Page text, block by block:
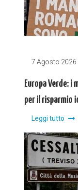
7 Agosto 2026
Europa Verde:
per il risparmio
Leggi tutto